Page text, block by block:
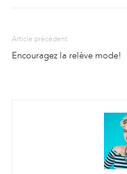
Article précédent
Encouragez la relève mode!